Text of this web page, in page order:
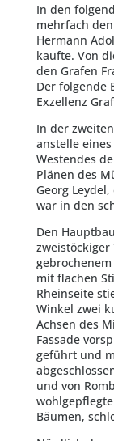
In den
mehrfach
Hermann
kaufte. Von
den Grafen
Der folgende
Exzellenz
In der
anstelle
Westendes
Plänen des
Georg
war in den
Den
mit flachen
Rheinseite
Winkel zwei
Achsen des
Fassade
geführt und
und von
Bäumen,